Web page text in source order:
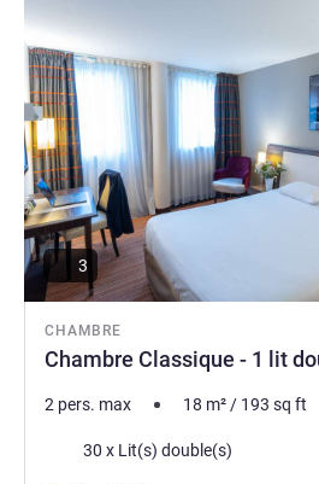
CHAMBRE
Chambre Classique - 1 lit
3
2 pers. max 18 m²/ 193 sq ft
Literie30 x Lit(s) double(s)